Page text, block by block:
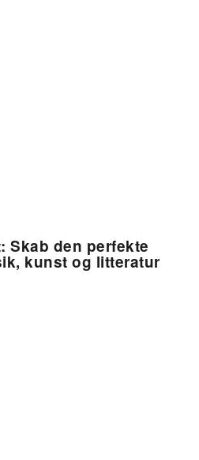
Skab den perfekte
kunst og litteratur